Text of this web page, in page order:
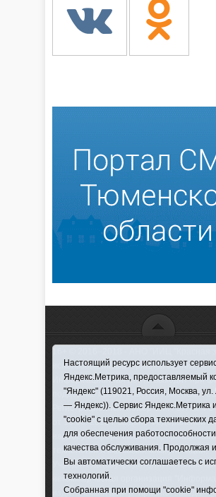
использовании материалов ссылка
Информационная лента выходит при
поддержке правительства Тюменской
Регистрационный номер СМИ ЭЛ № ФС
от 10.06. 2016 г. выдано Федеральной
надзору в сфере связи,
технологий и массовых коммуникаций.
Учредитель (соучредители) Автономная
некоммерческая организация
издательский центр "Красная звезда""
Настоящий ресурс использует
Яндекс.Метрика, предоставляемый
"Яндекс" (119021, Россия, Москва, ул.
— Яндекс)). Сервис Яндекс.Метрика
"cookie" с целью сбора технических
для обеспечения
качества обслуживания. Продолжая
Вы автоматически соглашаетесь с
технологий.
Собранная при помощи "cookie"